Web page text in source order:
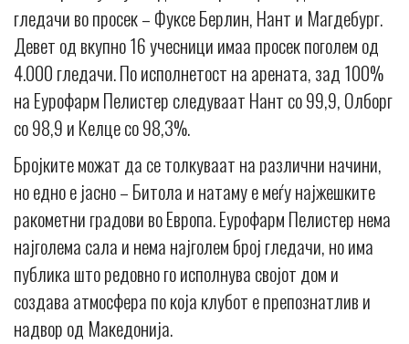
гледачи во просек – Фуксе Берлин, Нант и Магдебург.
Девет од вкупно 16 учесници имаа просек поголем од
4.000 гледачи. По исполнетост на арената, зад 100%
на Еурофарм Пелистер следуваат Нант со 99,9, Олборг
со 98,9 и Келце со 98,3%.
Бројките можат да се толкуваат на различни начини,
но едно е јасно – Битола и натаму е меѓу најжешките
ракометни градови во Европа. Еурофарм Пелистер нема
најголема сала и нема најголем број гледачи, но има
публика што редовно го исполнува својот дом и
создава атмосфера по која клубот е препознатлив и
надвор од Македонија.